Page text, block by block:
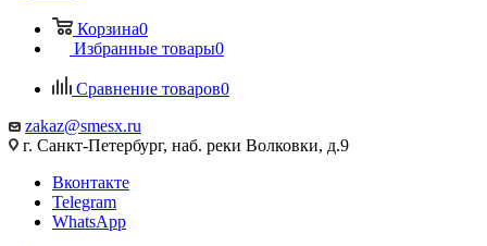
Корзина0
Избранные товары0
Сравнение товаров0
zakaz@smesx.ru
г. Санкт-Петербург, наб. реки Волковки, д.9
Вконтакте
Telegram
WhatsApp